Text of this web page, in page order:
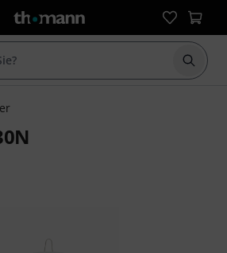
Suche
5 Sternen aus 1 Kundenbewertungen